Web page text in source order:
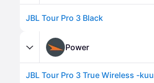
JBL Tour Pro 3 Black
Power
JBL Tour Pro 3 True Wireless -